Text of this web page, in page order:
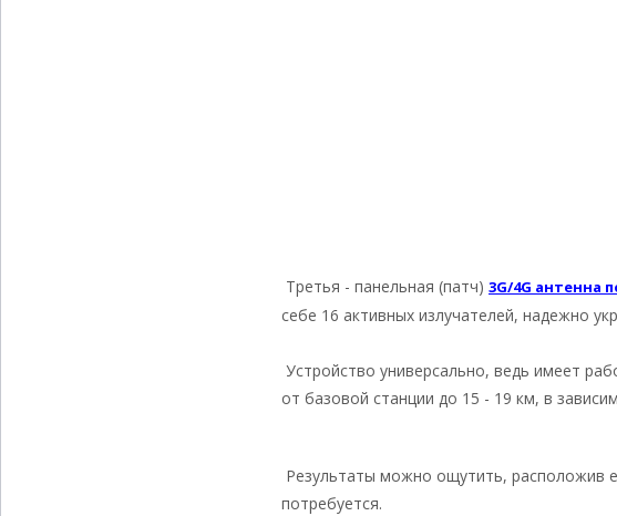
Третья - панельная (патч) 3G/4G антенна
себе 16 активных излучателей, надежно
Устройство универсально, ведь имеет
от базовой станции до 15 - 19 км, в
Результаты можно ощутить, расположив
потребуется.